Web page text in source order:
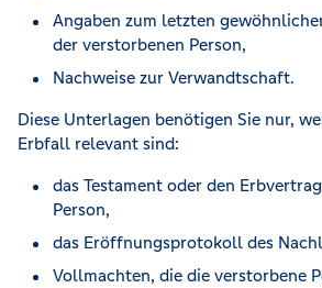
Angaben zum letzten
der verstorbenen Person,
Nachweise zur Verwandtschaft.
Diese Unterlagen benötigen Sie nur,
Erbfall relevant sind:
das Testament oder den
Person,
das Eröffnungsprotokoll des
Vollmachten, die die verstorbene